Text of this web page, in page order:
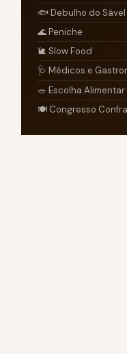
🐟 Debulho do Sável
🌊 Peniche
🐌 Slow Food
🩺 Médicos e
🥗 Escolha Alimentar
🍽️ Congresso